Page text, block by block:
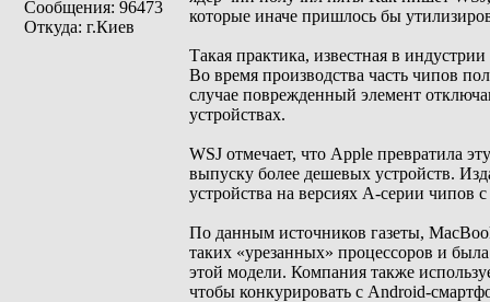
Сообщения: 96473
Откуда: г.Киев
которые иначе пришлось бы
Такая практика, известная в
Во время производства часть чипов
случае поврежденный элемент
устройствах.
WSJ отмечает, что Apple превратила
выпуску более дешевых устройств.
устройства на версиях A-серии
По данным источников газеты,
таких «урезанных» процессоров и
этой модели. Компания также
чтобы конкурировать с Android-